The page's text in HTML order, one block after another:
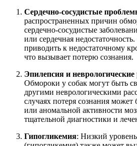
Сердечно-сосудистые
распространенных причин
сердечно-сосудистые
или сердечная
приводить к недостаточному
что вызывает потерю сознания.
Эпилепсия и неврологические
Обмороки у собак могут быть
другими неврологическими
случаях потеря сознания может
или аномальной активности
тщательной диагностики и
Гипогликемия: Низкий